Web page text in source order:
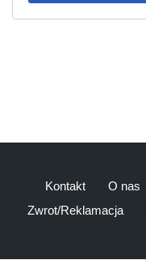
Kontakt O nas
Zwrot/Reklamacja